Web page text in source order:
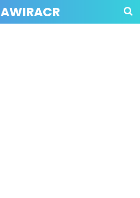
AWIRACR